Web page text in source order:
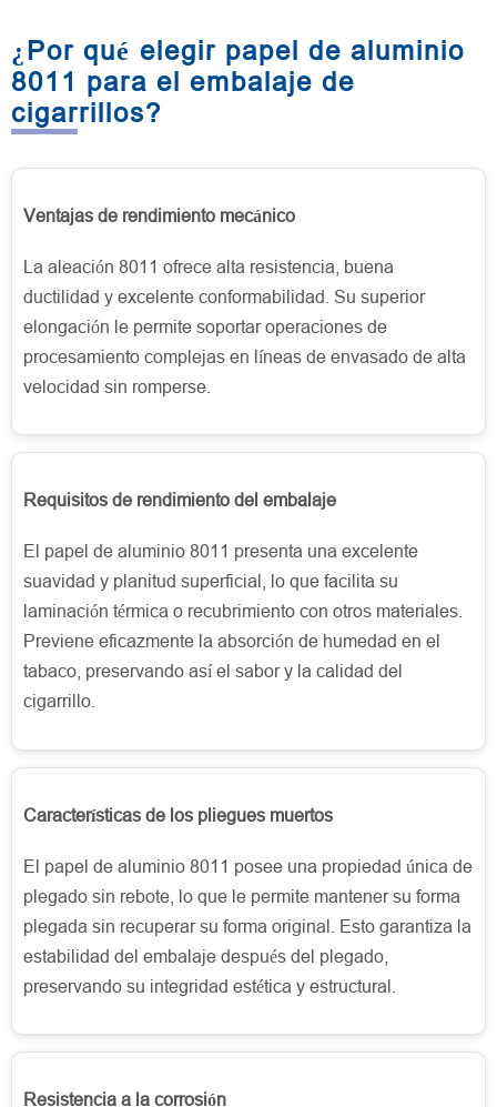
¿Por qué elegir papel de aluminio
8011 para el embalaje de
cigarrillos?
Ventajas de rendimiento mecánico
La aleación 8011 ofrece alta resistencia, buena
ductilidad y excelente conformabilidad. Su superior
elongación le permite soportar operaciones de
procesamiento complejas en líneas de envasado de alta
velocidad sin romperse.
Requisitos de rendimiento del embalaje
El papel de aluminio 8011 presenta una excelente
suavidad y planitud superficial, lo que facilita su
laminación térmica o recubrimiento con otros materiales.
Previene eficazmente la absorción de humedad en el
tabaco, preservando así el sabor y la calidad del
cigarrillo.
Características de los pliegues muertos
El papel de aluminio 8011 posee una propiedad única de
plegado sin rebote, lo que le permite mantener su forma
plegada sin recuperar su forma original. Esto garantiza la
estabilidad del embalaje después del plegado,
preservando su integridad estética y estructural.
Resistencia a la corrosión